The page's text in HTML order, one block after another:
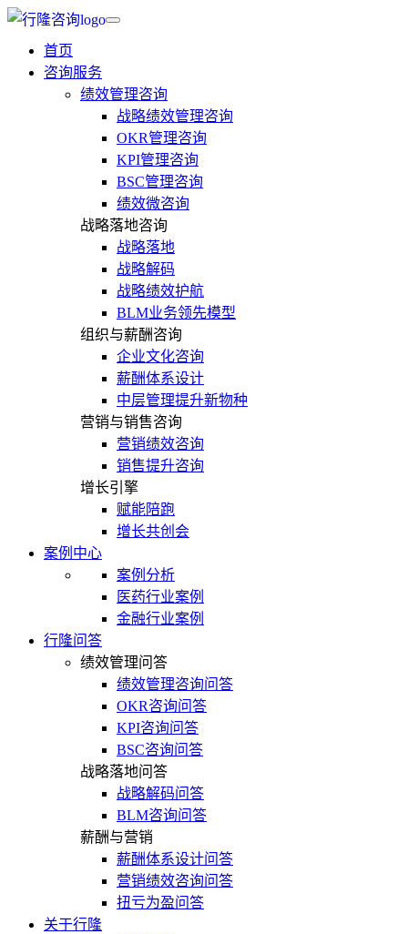
首页
咨询服务
绩效管理咨询
战略绩效管理咨询
OKR管理咨询
KPI管理咨询
BSC管理咨询
绩效微咨询
战略落地咨询
战略落地
战略解码
战略绩效护航
BLM业务领先模型
组织与薪酬咨询
企业文化咨询
薪酬体系设计
中层管理提升新物种
营销与销售咨询
营销绩效咨询
销售提升咨询
增长引擎
赋能陪跑
增长共创会
案例中心
案例分析
医药行业案例
金融行业案例
行隆问答
绩效管理问答
绩效管理咨询问答
OKR咨询问答
KPI咨询问答
BSC咨询问答
战略落地问答
战略解码问答
BLM咨询问答
薪酬与营销
薪酬体系设计问答
营销绩效咨询问答
扭亏为盈问答
关于行隆